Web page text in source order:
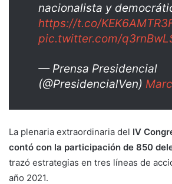
nacionalista y
https://t.co/
pic.twitter.com/
— Prensa Presidencial
(@PresidencialVen)
La plenaria extraordinaria del IV
contó con la participación de 850
trazó estrategias en tres líneas de
año 2021.